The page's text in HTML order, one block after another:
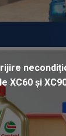
XC60 și